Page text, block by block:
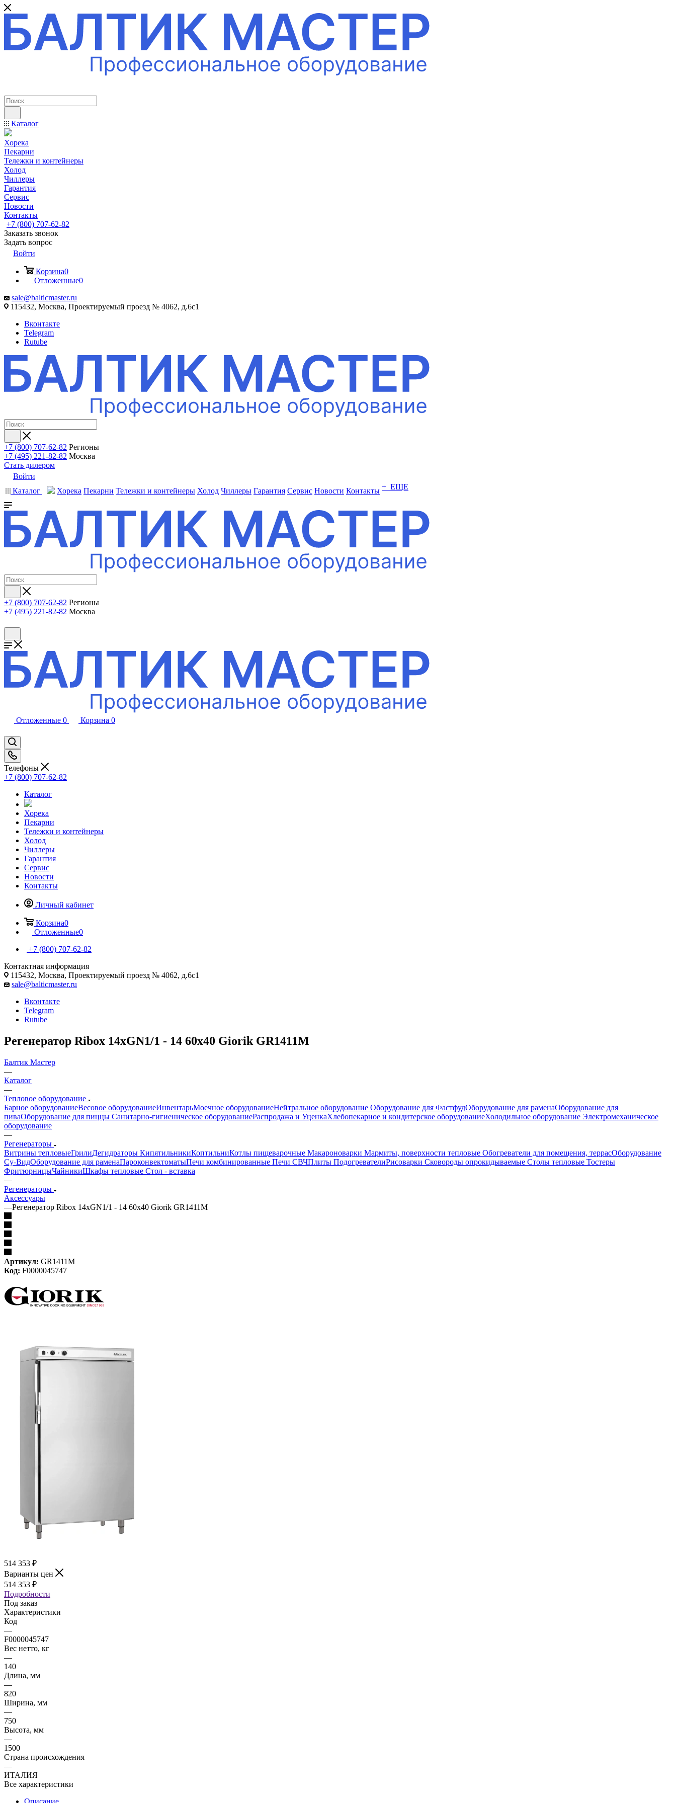
Каталог
Хорека
Пекарни
Тележки и контейнеры
Холод
Чиллеры
Гарантия
Сервис
Новости
Контакты
+7 (800) 707-62-82
Заказать звонок
Задать вопрос
Войти
Корзина0
Отложенные0
sale@balticmaster.ru
115432, Москва, Проектируемый проезд № 4062, д.6с1
Вконтакте
Telegram
Rutube
+7 (800) 707-62-82 Регионы
+7 (495) 221-82-82 Москва
Стать дилером
Войти
Каталог
Хорека Пекарни Тележки и контейнеры Холод Чиллеры Гарантия Сервис Новости Контакты + ЕЩЕ
+7 (800) 707-62-82 Регионы
+7 (495) 221-82-82 Москва
Отложенные 0 Корзина 0
Телефоны
+7 (800) 707-62-82
Каталог
Хорека
Пекарни
Тележки и контейнеры
Холод
Чиллеры
Гарантия
Сервис
Новости
Контакты
Личный кабинет
Корзина0
Отложенные0
+7 (800) 707-62-82
Контактная информация
115432, Москва, Проектируемый проезд № 4062, д.6с1
sale@balticmaster.ru
Вконтакте
Telegram
Rutube
Регенератор Ribox 14хGN1/1 - 14 60x40 Giorik GR1411M
Балтик Мастер
—
Каталог
—
Тепловое оборудование
Барное оборудованиеВесовое оборудованиеИнвентарьМоечное оборудованиеНейтральное оборудование Оборудование для ФастфудОборудование для раменаОборудование для
пиваОборудование для пиццы Санитарно-гигиеническое оборудованиеРаспродажа и УценкаХлебопекарное и кондитерское оборудованиеХолодильное оборудование Электромеханическое
оборудование
—
Регенераторы
Витрины тепловыеГрилиДегидраторы КипятильникиКоптильниКотлы пищеварочные Макароноварки Мармиты, поверхности тепловые Обогреватели для помещения, террасОборудование
Су-BидОборудование для раменаПароконвектоматыПечи комбинированные Печи СВЧПлиты ПодогревателиРисоварки Сковороды опрокидываемые Столы тепловые Тостеры
ФритюрницыЧайникиШкафы тепловые Стол - вставка
—
Регенераторы
Аксессуары
—Регенератор Ribox 14хGN1/1 - 14 60x40 Giorik GR1411M
Артикул: GR1411M
Код: F0000045747
514 353 ₽
Варианты цен
514 353 ₽
Подробности
Под заказ
Характеристики
Код
—
F0000045747
Вес нетто, кг
—
140
Длина, мм
—
820
Ширина, мм
—
750
Высота, мм
—
1500
Страна происхождения
—
ИТАЛИЯ
Все характеристики
Описание